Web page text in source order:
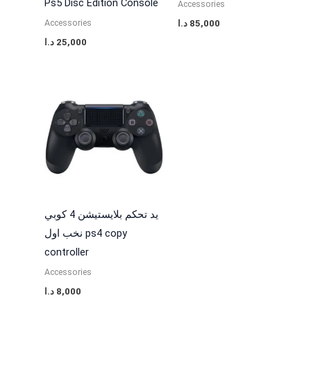
Ps5 Disc Edition Console
Accessories
25,000 د.ا
Accessories
85,000 د.ا
يد تحكم بلايستيشن 4 كوبي
نخب اول ps4 copy
controller
Accessories
8,000 د.ا